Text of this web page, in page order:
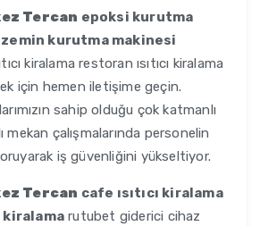
Tercan epoksi kurutma
zemin kurutma makinesi
kiralama restoran ısıtıcı kiralama
için hemen iletişime geçin.
sahip olduğu çok katmanlı
çalışmalarında personelin
iş güvenliğini yükseltiyor.
Tercan cafe ısıtıcı kiralama
kiralama rutubet giderici cihaz